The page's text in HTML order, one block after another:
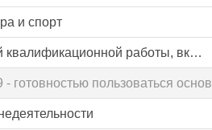
и спорт
Защита выпускной квалификационной работы, включая подготовку к процедуре защиты и процедуру защиты
- готовностью пользоваться